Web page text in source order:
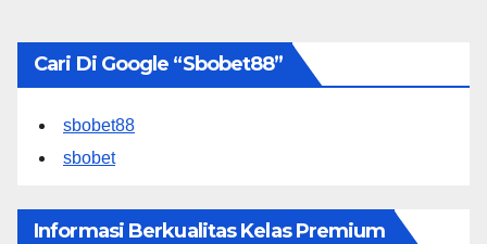
Cari Di Google “sbobet88”
sbobet88
sbobet
Informasi Berkualitas Kelas Premium